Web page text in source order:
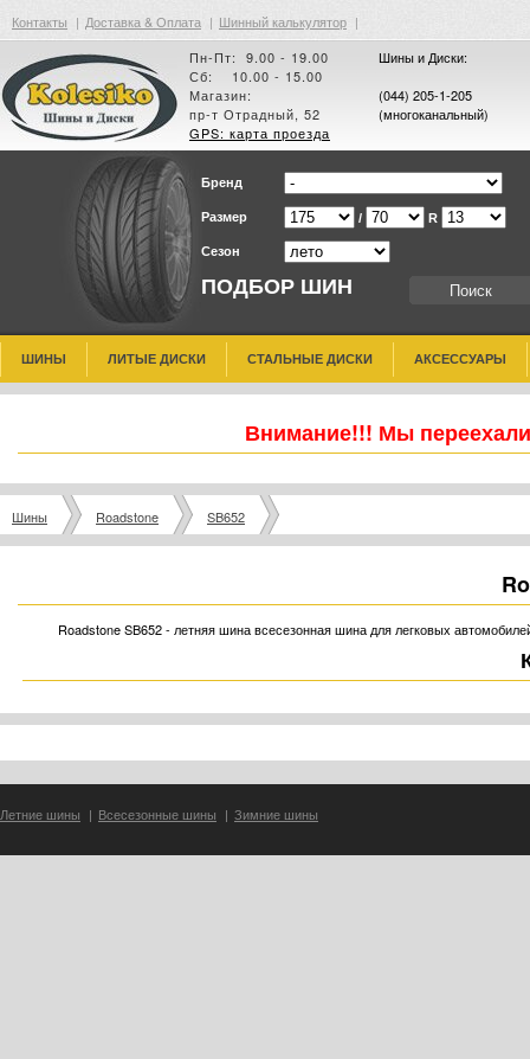
Контакты | Доставка & Оплата | Шинный калькулятор |
Пн-Пт: 9.00 - 19.00
Сб: 10.00 - 15.00
Магазин:
пр-т Отрадный, 52
GPS: карта проезда
Шины и Диски:
(044) 205-1-205
(многоканальный)
ПОДБОР ШИН
Бренд
Размер / R
Сезон
ШИНЫ ЛИТЫЕ ДИСКИ СТАЛЬНЫЕ ДИСКИ АКСЕССУАРЫ
Внимание!!! Мы
Шины Roadstone SB652
Roadstone SB652 - летняя шина всесезонная шина для легковых
Летние шины | Всесезонные шины | Зимние шины